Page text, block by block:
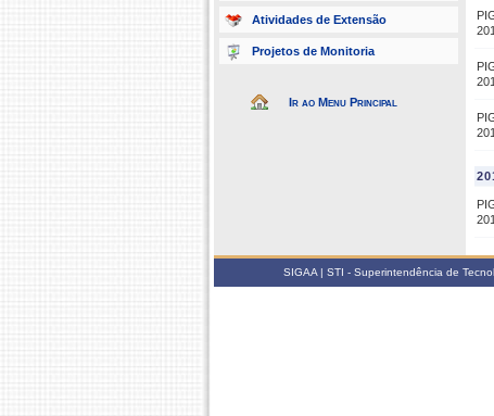
Atividades de Extensão
Projetos de Monitoria
Ir ao Menu Principal
SIGAA | STI - Superintendência de